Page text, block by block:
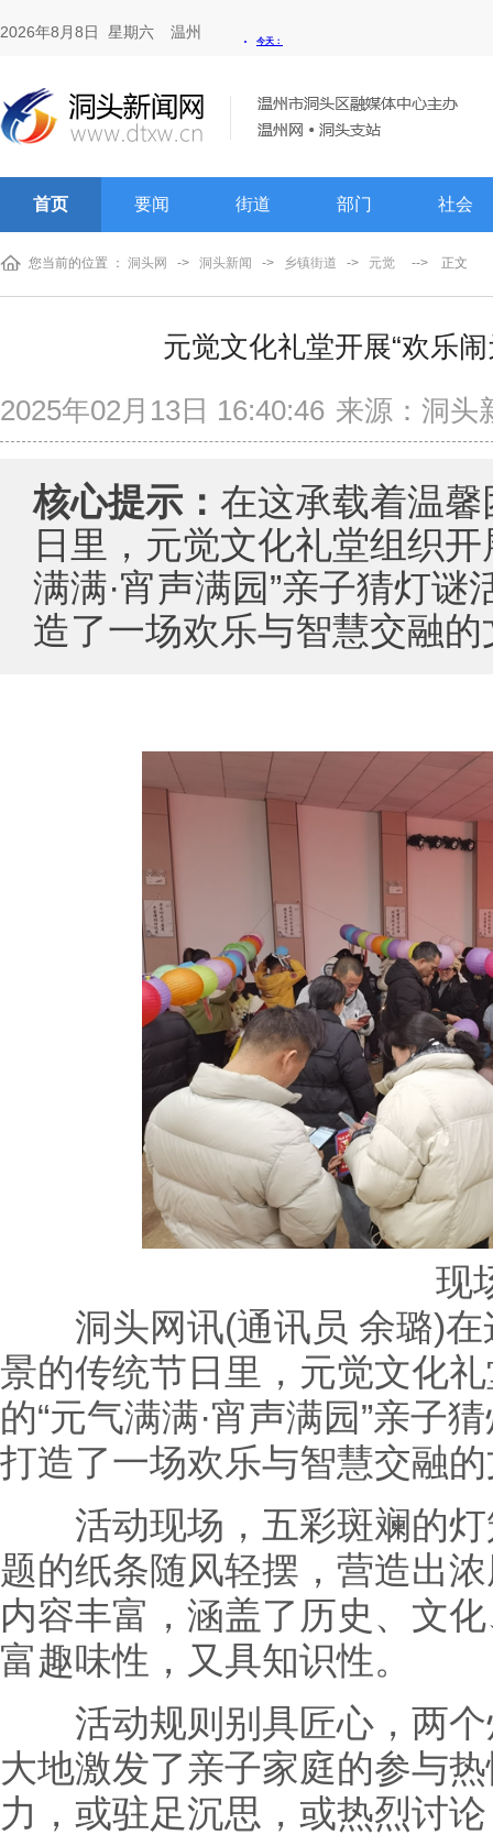
2026年8月8日 星期六 温州
首页 要闻 街道 部门 社会
您当前的位置 ： 洞头网 -> 洞头新闻 -> 乡镇街道 -> 元觉 --> 正文
元觉文化礼堂开展“欢乐
2025年02月13日 16:40:46 来源：洞头
核心提示： 在这承载着温
日里，元觉文化礼堂组织
满满·宵声满园”亲子猜灯
造了一场欢乐与智慧交融
现
洞头网讯(通讯员 余璐)在
景的传统节日里，元觉文化
的“元气满满·宵声满园”亲子
打造了一场欢乐与智慧交融
活动现场，五彩斑斓的灯
题的纸条随风轻摆，营造出
内容丰富，涵盖了历史、文
富趣味性，又具知识性。
活动规则别具匠心，两个
大地激发了亲子家庭的参与
力，或驻足沉思，或热烈讨